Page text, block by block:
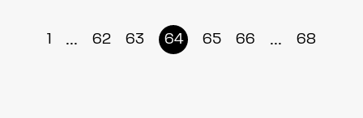
1 ... 62 63 64 65 66 ... 68